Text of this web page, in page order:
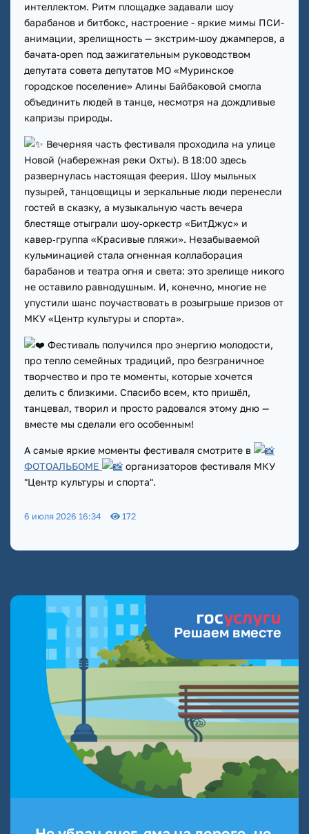
интеллектом. Ритм площадке задавали шоу
барабанов и битбокс, настроение - яркие мимы ПСИ-
анимации, зрелищность — экстрим‑шоу джамперов, а
бачата‑open под зажигательным руководством
депутата совета депутатов МО «Муринское
городское поселение» Алины Байбаковой смогла
объединить людей в танце, несмотря на дождливые
капризы природы.
Вечерняя часть фестиваля проходила на улице
Новой (набережная реки Охты). В 18:00 здесь
развернулась настоящая феерия. Шоу мыльных
пузырей, танцовщицы и зеркальные люди перенесли
гостей в сказку, а музыкальную часть вечера
блестяще отыграли шоу‑оркестр «БитДжус» и
кавер‑группа «Красивые пляжи». Незабываемой
кульминацией стала огненная коллаборация
барабанов и театра огня и света: это зрелище никого
не оставило равнодушным. И, конечно, многие не
упустили шанс поучаствовать в розыгрыше призов от
МКУ «Центр культуры и спорта».
Фестиваль получился про энергию молодости,
про тепло семейных традиций, про безграничное
творчество и про те моменты, которые хочется
делить с близкими. Спасибо всем, кто пришёл,
танцевал, творил и просто радовался этому дню —
вместе мы сделали его особенным!
А самые яркие моменты фестиваля смотрите в
ФОТОАЛЬБОМЕ
организаторов фестиваля МКУ
"Центр культуры и спорта".
6 июля 2026 16:34 172
Решаем вместе